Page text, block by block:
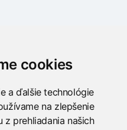
cookies
a ďalšie technológie
na zlepšenie
z prehliadania našich